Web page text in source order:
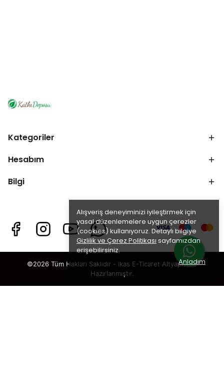
Alışveriş deneyiminizi iyileştirmek için
yasal düzenlemelere uygun çerezler
(cookies) kullanıyoruz. Detaylı bilgiye
Gizlilik ve Çerez Politikası sayfamızdan
erişebilirsiniz.
Anladım
Kategoriler
Hesabım
Bilgi
©2026 Tüm Hakları Saklıdır - ikas E-Ticaret Altyapısı ile
Hazırlanmıştır.